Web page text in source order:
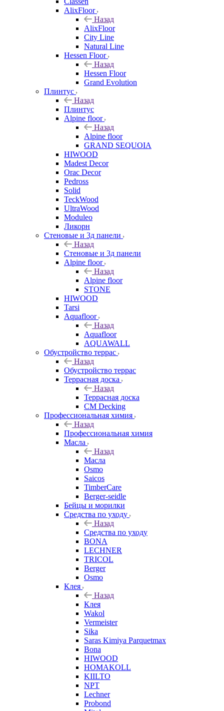
AlixFloor
Назад
AlixFloor
City Line
Natural Line
Hessen Floor
Назад
Hessen Floor
Grand Evolution
Плинтус
Назад
Плинтус
Alpine floor
Назад
Alpine floor
GRAND SEQUOIA
HIWOOD
Madest Decor
Orac Decor
Pedross
Solid
TeckWood
UltraWood
Moduleo
Ликорн
Стеновые и 3д панели
Назад
Стеновые и 3д панели
Alpine floor
Назад
Alpine floor
STONE
HIWOOD
Tarsi
Aquafloor
Назад
Aquafloor
AQUAWALL
Обустройство террас
Назад
Обустройство террас
Террасная доска
Назад
Террасная доска
CM Decking
Профессиональная химия
Назад
Профессиональная химия
Масла
Назад
Масла
Osmo
Saicos
TimberCare
Berger-seidle
Бейцы и морилки
Средства по уходу
Назад
Средства по уходу
BONA
LECHNER
TRICOL
Berger
Osmo
Клея
Назад
Клея
Wakol
Vermeister
Sika
Saras Kimiya Parquetmax
Bona
HIWOOD
HOMAKOLL
KIILTO
NPT
Lechner
Probond